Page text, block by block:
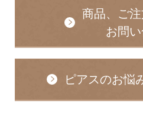
商品、ご
お問
ピアスのお悩